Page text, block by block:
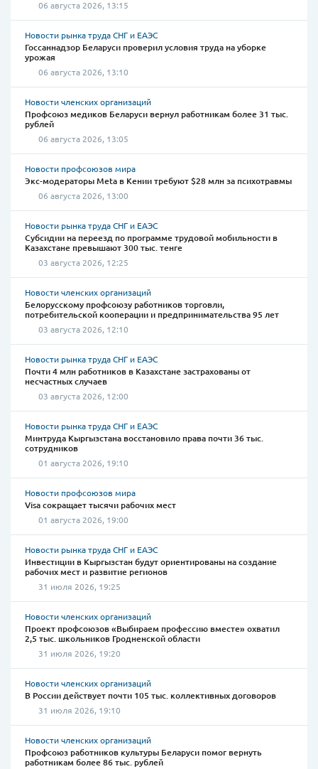
06 августа 2026, 13:15
Новости рынка труда СНГ и ЕАЭС
Госсаннадзор Беларуси проверил условия труда на уборке
урожая
06 августа 2026, 13:10
Новости членских организаций
Профсоюз медиков Беларуси вернул работникам более 31 тыс.
рублей
06 августа 2026, 13:05
Новости профсоюзов мира
Экс-модераторы Meta в Кении требуют $28 млн за психотравмы
06 августа 2026, 13:00
Новости рынка труда СНГ и ЕАЭС
Субсидии на переезд по программе трудовой мобильности в
Казахстане превышают 300 тыс. тенге
03 августа 2026, 12:25
Новости членских организаций
Белорусскому профсоюзу работников торговли,
потребительской кооперации и предпринимательства 95 лет
03 августа 2026, 12:10
Новости рынка труда СНГ и ЕАЭС
Почти 4 млн работников в Казахстане застрахованы от
несчастных случаев
03 августа 2026, 12:00
Новости рынка труда СНГ и ЕАЭС
Минтруда Кыргызстана восстановило права почти 36 тыс.
сотрудников
01 августа 2026, 19:10
Новости профсоюзов мира
Visa сокращает тысячи рабочих мест
01 августа 2026, 19:00
Новости рынка труда СНГ и ЕАЭС
Инвестиции в Кыргызстан будут ориентированы на создание
рабочих мест и развитие регионов
31 июля 2026, 19:25
Новости членских организаций
Проект профсоюзов «Выбираем профессию вместе» охватил
2,5 тыс. школьников Гродненской области
31 июля 2026, 19:20
Новости членских организаций
В России действует почти 105 тыс. коллективных договоров
31 июля 2026, 19:10
Новости членских организаций
Профсоюз работников культуры Беларуси помог вернуть
работникам более 86 тыс. рублей